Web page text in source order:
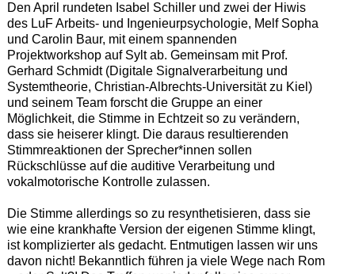
Den April rundeten Isabel Schiller und zwei der Hiwis
des LuF Arbeits- und Ingenieurpsychologie, Melf Sopha
und Carolin Baur, mit einem spannenden
Projektworkshop auf Sylt ab. Gemeinsam mit Prof.
Gerhard Schmidt (Digitale Signalverarbeitung und
Systemtheorie, Christian-Albrechts-Universität zu Kiel)
und seinem Team forscht die Gruppe an einer
Möglichkeit, die Stimme in Echtzeit so zu verändern,
dass sie heiserer klingt. Die daraus resultierenden
Stimmreaktionen der Sprecher*innen sollen
Rückschlüsse auf die auditive Verarbeitung und
vokalmotorische Kontrolle zulassen.
Die Stimme allerdings so zu resynthetisieren, dass sie
wie eine krankhafte Version der eigenen Stimme klingt,
ist komplizierter als gedacht. Entmutigen lassen wir uns
davon nicht! Bekanntlich führen ja viele Wege nach Rom